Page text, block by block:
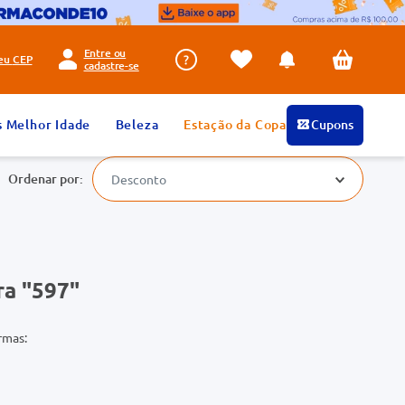
CEP
Entre ou
cadastre-se
Melhor Idade Beleza Estação da Copa Cupons
Desconto
"597"